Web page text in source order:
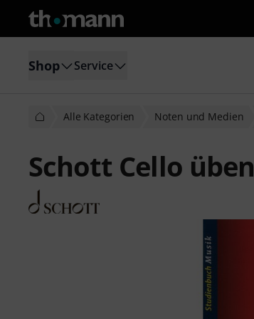
Shop Service
Alle Kategorien Noten und Medien
Schott Cello üben